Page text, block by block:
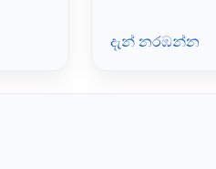
දැන් නරඹන්න